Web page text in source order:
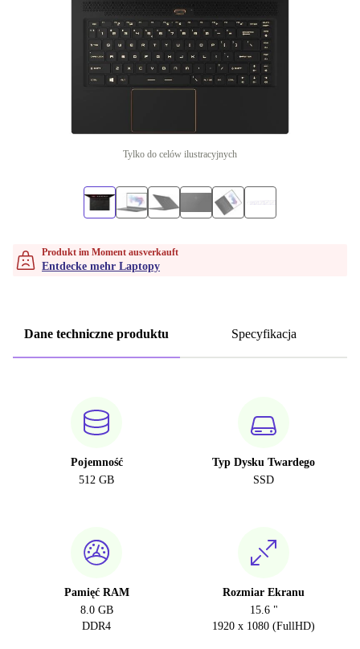
Tylko do celów ilustracyjnych
Produkt im Moment ausverkauft
Entdecke mehr Laptopy
Dane techniczne produktu Specyfikacja
Pojemność
512 GB
Typ Dysku Twardego
SSD
Pamięć RAM
8.0 GB
DDR4
Rozmiar Ekranu
15.6 "
1920 x 1080 (FullHD)